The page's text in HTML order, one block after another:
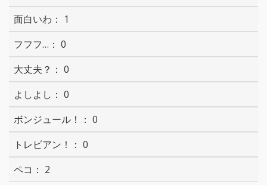
1
0
0
0
0
0
2